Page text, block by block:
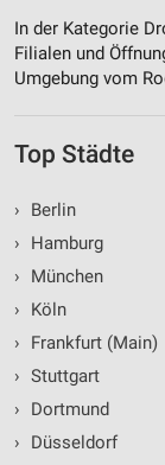
In der Kategorie
Filialen und
Umgebung vom
Top Städte
›
Berlin
›
Hamburg
›
München
›
Köln
›
Frankfurt (Main)
› Stuttgart
›
Dortmund
›
Düsseldorf